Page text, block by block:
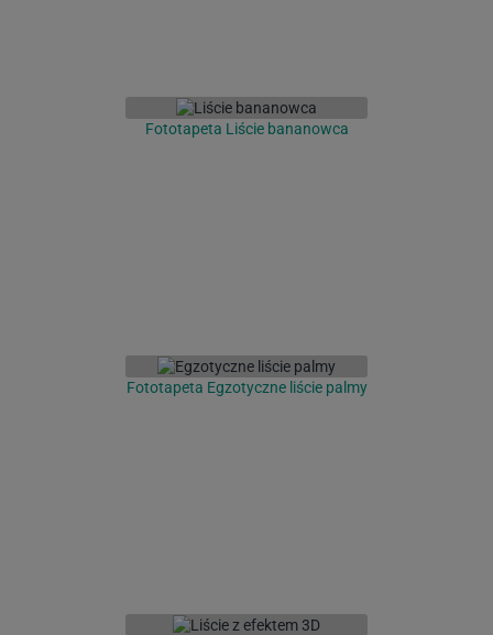
Fototapeta Liście bananowca
Fototapeta Egzotyczne liście palmy